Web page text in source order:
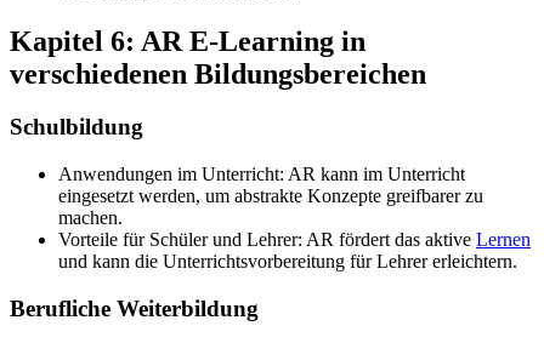
Kapitel 6: AR E-Learning in
verschiedenen Bildungsbereichen
Schulbildung
Anwendungen im Unterricht: AR kann im Unterricht
eingesetzt werden, um abstrakte Konzepte greifbarer zu
machen.
Vorteile für Schüler und Lehrer: AR fördert das aktive Lernen
und kann die Unterrichtsvorbereitung für Lehrer erleichtern.
Berufliche Weiterbildung